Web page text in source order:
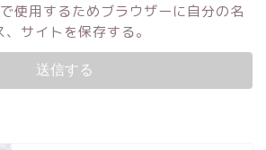
使用するためブラウザーに自分の名
サイトを保存する。